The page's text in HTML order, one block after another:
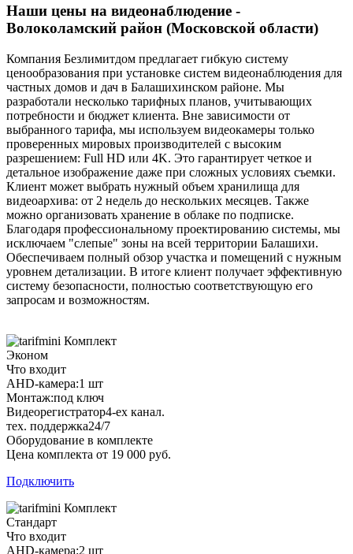
Наши цены на видеонаблюдение -
Волоколамский район (Московской области)
Компания Безлимитдом предлагает гибкую систему
ценообразования при установке систем видеонаблюдения для
частных домов и дач в Балашихинском районе. Мы
разработали несколько тарифных планов, учитывающих
потребности и бюджет клиента. Вне зависимости от
выбранного тарифа, мы используем видеокамеры только
проверенных мировых производителей с высоким
разрешением: Full HD или 4K. Это гарантирует четкое и
детальное изображение даже при сложных условиях съемки.
Клиент может выбрать нужный объем хранилища для
видеоархива: от 2 недель до нескольких месяцев. Также
можно организовать хранение в облаке по подписке.
Благодаря профессиональному проектированию системы, мы
исключаем "слепые" зоны на всей территории Балашихи.
Обеспечиваем полный обзор участка и помещений с нужным
уровнем детализации. В итоге клиент получает эффективную
систему безопасности, полностью соответствующую его
запросам и возможностям.
Комплект
Эконом
Что входит
AHD-камера:1 шт
Монтаж:под ключ
Видеорегистратор4-ех канал.
тех. поддержка24/7
Оборудование в комплекте
Цена комплекта от 19 000 руб.
Подключить
Комплект
Стандарт
Что входит
AHD-камера:2 шт